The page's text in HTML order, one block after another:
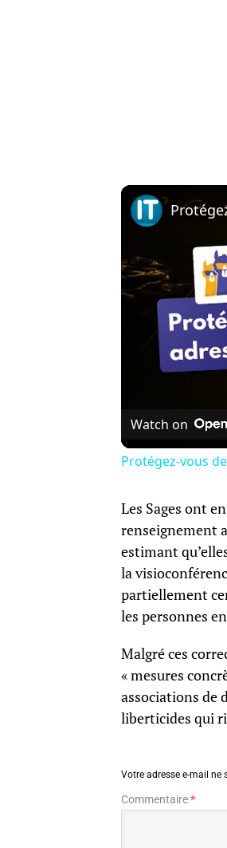
Watch on
Protégez-vous
Les Sages ont
renseignement
estimant
la
partiellement
les personnes
Malgré ces
« mesures
associations de
liberticides qui
Votre adresse e-mail ne
Commentaire*